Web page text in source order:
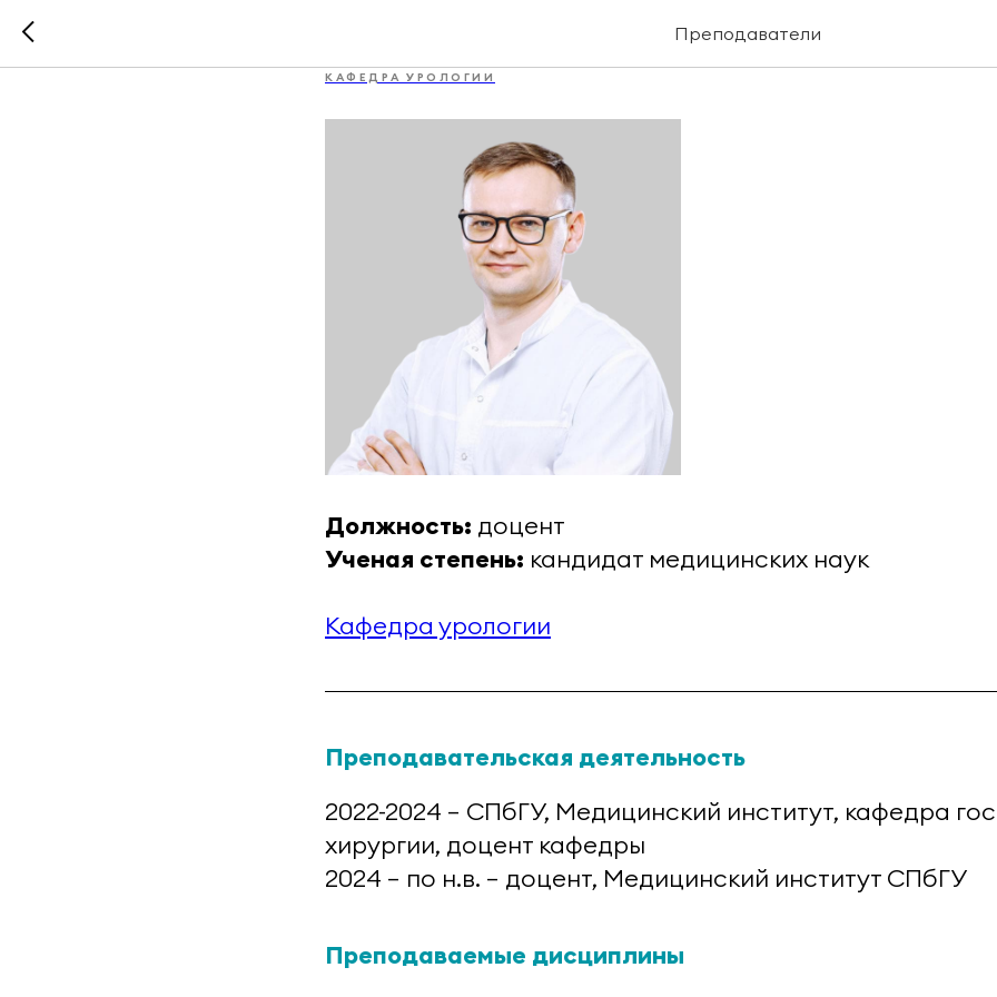
Преподаватели
Шульгин Андрей Сергеевич
КАФЕДРА УРОЛОГИИ
Должность: доцент
Ученая степень: кандидат медицинских наук
Кафедра урологии
Преподавательская деятельность
2022-2024 – СПбГУ, Медицинский институт, кафедра
хирургии, доцент кафедры
2024 – по н.в. – доцент, Медицинский институт СПбГУ
Преподаваемые дисциплины